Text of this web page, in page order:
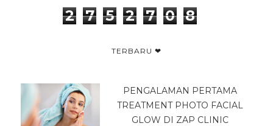
2 7 5 2 7 0 8
TERBARU ❤
PENGALAMAN PERTAMA
TREATMENT PHOTO FACIAL
GLOW DI ZAP CLINIC